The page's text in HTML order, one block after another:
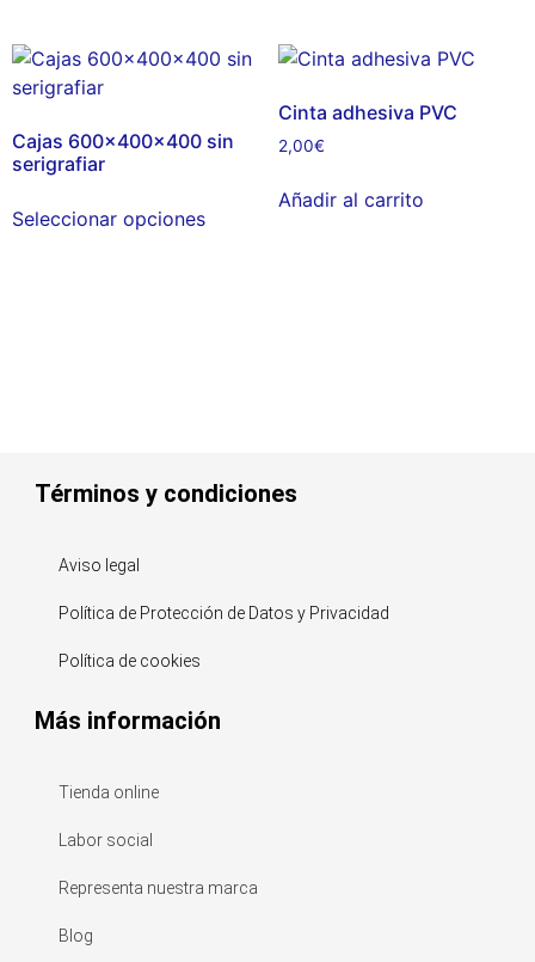
Cajas 600x400x400 sin
serigrafiar
Seleccionar opciones
Cinta adhesiva PVC
2,00€
Añadir al carrito
Términos y condiciones
Aviso legal
Política de Protección de Datos y Privacidad
Política de cookies
Más información
Tienda online
Labor social
Representa nuestra marca
Blog